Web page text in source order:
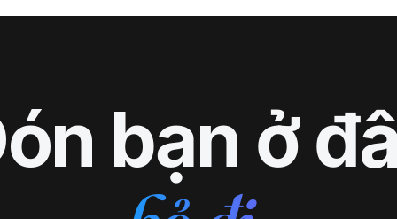
bạn ở